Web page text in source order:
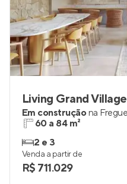
Living Grand
Em construçãona
60 a 84 m²
2 e 3
Venda a partir de
R$ 711.029